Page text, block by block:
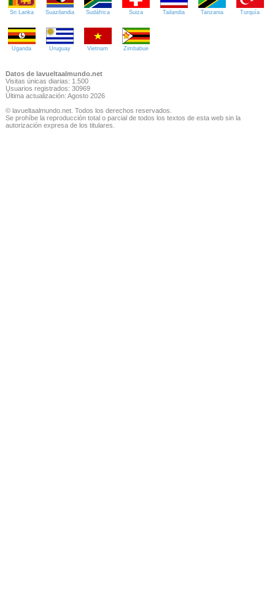
Sri Lanka Suazilandia Sudáfrica Suiza Tailandia Tanzania Turquía
Uganda Uruguay Vietnam Zimbabue
Datos de lavueltaalmundo.net
Visitas únicas diarias: 1.500
Usuarios registrados: 30969
Última actualización: Agosto 2026
© lavueltaalmundo.net. Todos los derechos reservados.
Se prohíbe la reproducción total o parcial de todos los textos de esta web sin la
autorización expresa de los titulares.